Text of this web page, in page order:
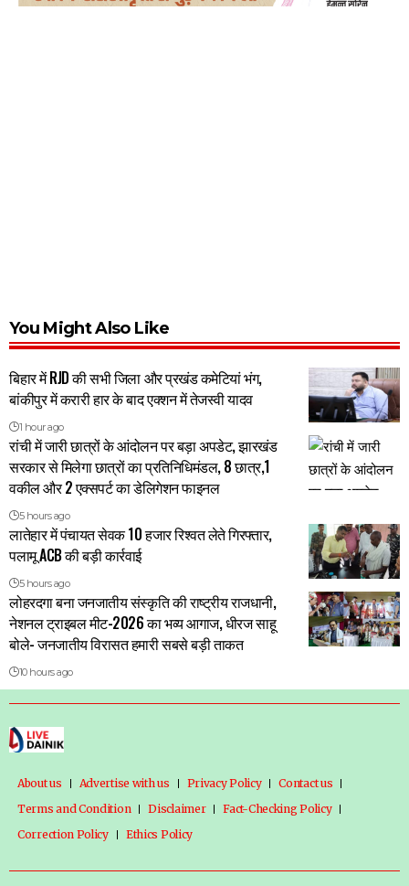
You Might Also Like
बिहार में RJD की सभी जिला और प्रखंड कमेटियां भंग,
बांकीपुर में करारी हार के बाद एक्शन में तेजस्वी यादव
1 hour ago
रांची में जारी छात्रों के आंदोलन पर बड़ा अपडेट, झारखंड
सरकार से मिलेगा छात्रों का प्रतिनिधिमंडल, 8 छात्र,1
वकील और 2 एक्सपर्ट का डेलिगेशन फाइनल
5 hours ago
लातेहार में पंचायत सेवक 10 हजार रिश्वत लेते गिरफ्तार,
पलामू ACB की बड़ी कार्रवाई
5 hours ago
लोहरदगा बना जनजातीय संस्कृति की राष्ट्रीय राजधानी,
नेशनल ट्राइबल मीट-2026 का भव्य आगाज, धीरज साहू
बोले- जनजातीय विरासत हमारी सबसे बड़ी ताकत
10 hours ago
About us Advertise with us Privacy Policy
Contact us
Terms and Condition
Disclaimer
Fact-Checking Policy
Correction Policy
Ethics Policy